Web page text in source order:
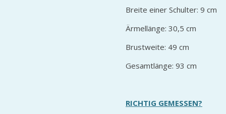
Breite einer Schulter: 9 cm
Ärmellänge: 30,5 cm
Brustweite: 49 cm
Gesamtlänge: 93 cm
RICHTIG GEMESSEN?